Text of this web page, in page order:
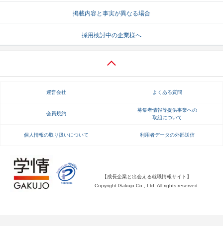
就活ノウハウが満載！ お役立ち記事・相談室など
就活ニュースペーパー よくある質問
不明点があればこちら
掲載内容と事実が異なる場合
採用検討中の企業様へ
運営会社 よくある質問
会員規約
募集者情報等提供事業への
取組について
個人情報の取り扱いについて 利用者データの外部送信
【成長企業と出会える就職情報サイト】
Copyright Gakujo Co., Ltd. All rights reserved.